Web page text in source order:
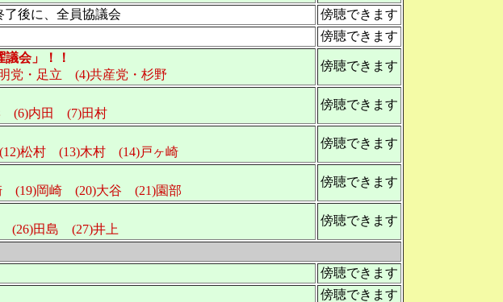
了後に、全員協議会
傍聴できます
傍聴できます
議会」！！
党・足立 (4)共産党・杉野
傍聴できます
(6)内田 (7)田村
傍聴できます
松村 (13)木村 (14)戸ヶ崎
傍聴できます
(19)岡崎 (20)大谷 (21)園部
傍聴できます
田島 (27)井上
傍聴できます
傍聴できます
傍聴できます